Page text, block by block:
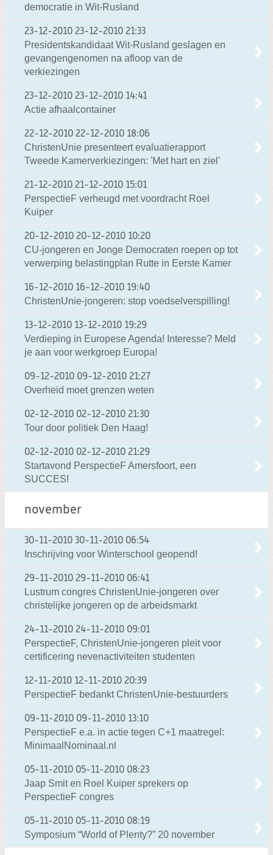
democratie in Wit-Rusland
23-12-2010 23-12-2010 21:33
Presidentskandidaat Wit-Rusland geslagen en
gevangengenomen na afloop van de
verkiezingen
23-12-2010 23-12-2010 14:41
Actie afhaalcontainer
22-12-2010 22-12-2010 18:06
ChristenUnie presenteert evaluatierapport
Tweede Kamerverkiezingen: 'Met hart en ziel'
21-12-2010 21-12-2010 15:01
PerspectieF verheugd met voordracht Roel
Kuiper
20-12-2010 20-12-2010 10:20
CU-jongeren en Jonge Democraten roepen op tot
verwerping belastingplan Rutte in Eerste Kamer
16-12-2010 16-12-2010 19:40
ChristenUnie-jongeren: stop voedselverspilling!
13-12-2010 13-12-2010 19:29
Verdieping in Europese Agenda! Interesse? Meld
je aan voor werkgroep Europa!
09-12-2010 09-12-2010 21:27
Overheid moet grenzen weten
02-12-2010 02-12-2010 21:30
Tour door politiek Den Haag!
02-12-2010 02-12-2010 21:29
Startavond PerspectieF Amersfoort, een
SUCCES!
november
30-11-2010 30-11-2010 06:54
Inschrijving voor Winterschool geopend!
29-11-2010 29-11-2010 06:41
Lustrum congres ChristenUnie-jongeren over
christelijke jongeren op de arbeidsmarkt
24-11-2010 24-11-2010 09:01
PerspectieF, ChristenUnie-jongeren pleit voor
certificering nevenactiviteiten studenten
12-11-2010 12-11-2010 20:39
PerspectieF bedankt ChristenUnie-bestuurders
09-11-2010 09-11-2010 13:10
PerspectieF e.a. in actie tegen C+1 maatregel:
MinimaalNominaal.nl
05-11-2010 05-11-2010 08:23
Jaap Smit en Roel Kuiper sprekers op
PerspectieF congres
05-11-2010 05-11-2010 08:19
Symposium “World of Plenty?” 20 november